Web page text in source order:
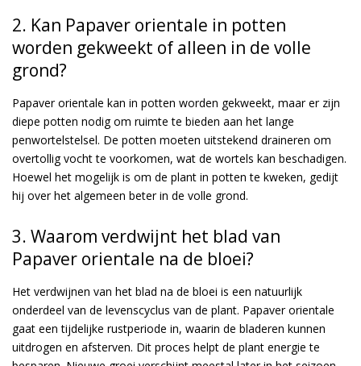
2. Kan Papaver orientale in potten
worden gekweekt of alleen in de volle
grond?
Papaver orientale kan in potten worden gekweekt, maar er zijn
diepe potten nodig om ruimte te bieden aan het lange
penwortelstelsel. De potten moeten uitstekend draineren om
overtollig vocht te voorkomen, wat de wortels kan beschadigen.
Hoewel het mogelijk is om de plant in potten te kweken, gedijt
hij over het algemeen beter in de volle grond.
3. Waarom verdwijnt het blad van
Papaver orientale na de bloei?
Het verdwijnen van het blad na de bloei is een natuurlijk
onderdeel van de levenscyclus van de plant. Papaver orientale
gaat een tijdelijke rustperiode in, waarin de bladeren kunnen
uitdrogen en afsterven. Dit proces helpt de plant energie te